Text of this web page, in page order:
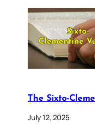
The Sixto-
July 12, 2025